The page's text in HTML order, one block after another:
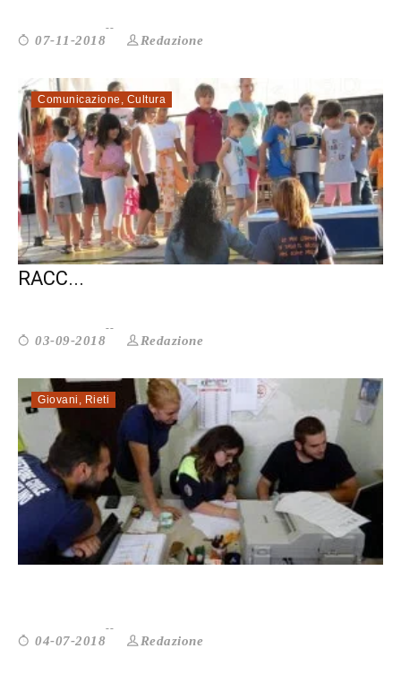
07-11-2018 Redazione
Comunicazione , Cultura
STORIE SOCIALI: UN VADEMECUM PER
RACC...
03-09-2018 Redazione
Giovani , Rieti
I GIOVANI IN SERVIZIO CIVILE E IL GUS...
04-07-2018 Redazione